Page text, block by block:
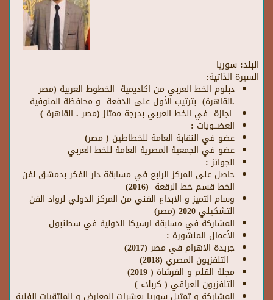
البلد: سوريا
السيرة الذاتية:
دبلوم الخط العربي من اكاديمية الخطوط العربية (مصر
.القاهرة) بترتيب الأول على الدفعة و محافظة المنوفية
اجازة في الخط العربي بدرجة ممتاز (مصر . القاهرة )
العضـــويات :
عضو في النقابة العامة للخطاطين ( مصر)
عضو في الجمعية المصرية العامة للخط العربي
الجوائز :
حاصل على المركز الرابع في مسابقة دار الفكر بدمشق لفن
الخط قسم خط الرقعة (2016)
وسام التميز و الابداع الفني من المركز الدولي لرواد الفن
التشكيلي 2020 (مصر)
المشاركة في مسابقة ارسيكا الدولية في سطنبول
الأعمال المنشورة :
جريدة الاهرام في مصر (2017)
التلفزيون المصري (2018)
مجلة القلم و الفرشاة ( 2019)
التلفزيون العراقي ( كربلاء )
المشاركة و تمثيل سوريا بعشرات المعارض و الملتقيات الفنية